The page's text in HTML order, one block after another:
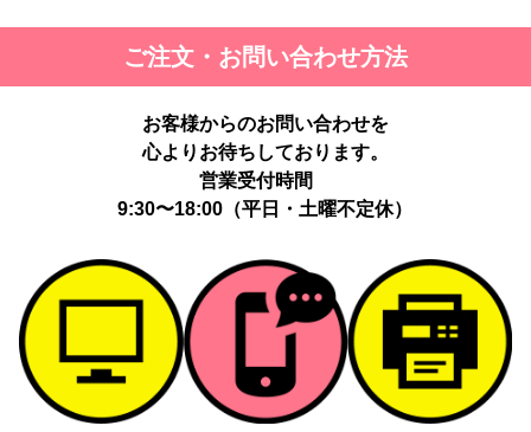
ご注文・お問い合わせ方法
お客様からのお問い合わせを
心よりお待ちしております。
営業受付時間
9:30〜18:00（平日・土曜不定休）